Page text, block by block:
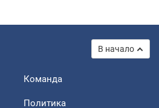
В начало
Команда
Политика